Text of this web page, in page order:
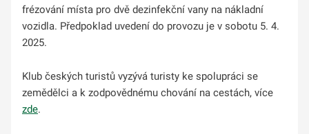
frézování místa pro dvě dezinfekční vany na nákladní
vozidla. Předpoklad uvedení do provozu je v sobotu 5. 4.
2025.
Klub českých turistů vyzývá turisty ke spolupráci se
zemědělci a k zodpovědnému chování na cestách, více
zde.